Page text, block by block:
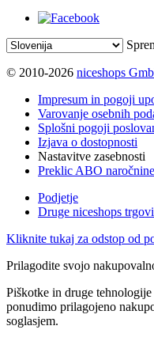
© 2010-2026 niceshops
Impresum in pogoji
Varovanje osebnih
Splošni pogoji
Izjava o dostopnosti
Nastavitve zasebnosti
Preklic ABO naročnine
Podjetje
Druge niceshops
Kliknite tukaj za odstop od
Prilagodite svojo
Piškotke in druge
ponudimo prilagojeno
soglasjem.